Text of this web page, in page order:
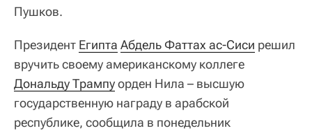
Пушков.
Президент Египта Абдель Фаттах ас-Сиси решил
вручить своему американскому коллеге
Дональду Трампуорден Нила – высшую
государственную награду в арабской
республике, сообщила в понедельник